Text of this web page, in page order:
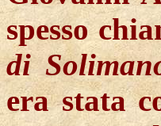
spesso
di
era stata